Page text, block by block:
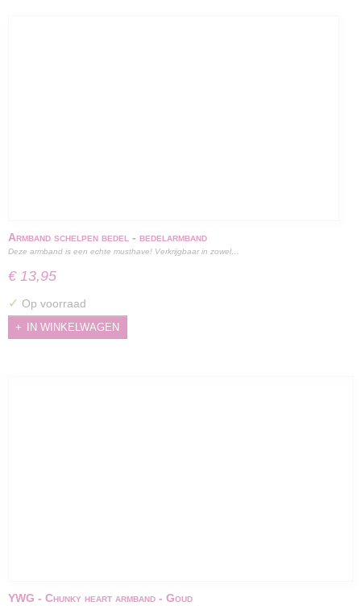
Armband schelpen bedel - bedelarmband
Deze armband is een echte musthave! Verkrijgbaar in zowel…
€ 13,95
✓ Op voorraad
IN WINKELWAGEN
YWG - Chunky heart armband - Goud